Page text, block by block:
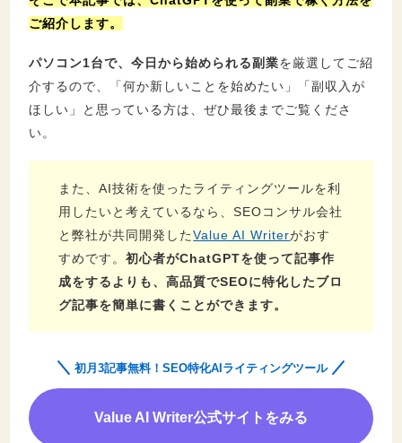
ご紹介します。
パソコン1台で、今日から始められる副業を厳選してご紹
介するので、「何か新しいことを始めたい」「副収入が
ほしい」と思っている方は、ぜひ最後までご覧くださ
い。
また、AI技術を使ったライティングツールを利
用したいと考えているなら、SEOコンサル会社
と弊社が共同開発したValue AI Writerがおす
すめです。初心者がChatGPTを使って記事作
成をするよりも、高品質でSEOに特化したブロ
グ記事を簡単に書くことができます。
初月3記事無料！SEO特化AIライティングツール
Value AI Writer公式サイトをみる